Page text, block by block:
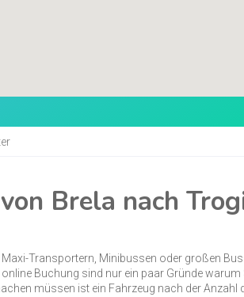
Brela nach
Transportern, Minibussen oder großen
Buchung sind nur ein paar Gründe warum
müssen ist ein Fahrzeug nach der Anzahl